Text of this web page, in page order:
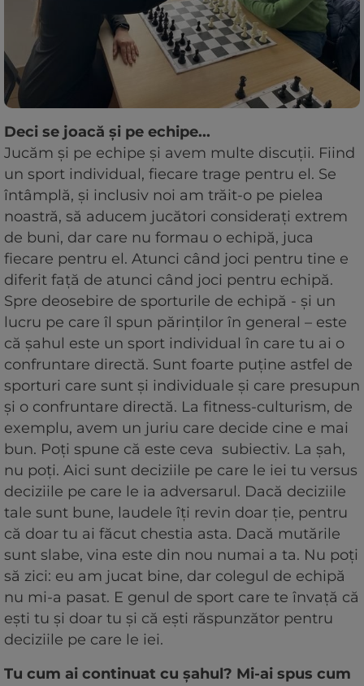
Deci se joacă și pe echipe...
Jucăm și pe echipe și avem multe discuții. Fiind
un sport individual, fiecare trage pentru el. Se
întâmplă, și inclusiv noi am trăit-o pe pielea
noastră, să aducem jucători considerați extrem
de buni, dar care nu formau o echipă, juca
fiecare pentru el. Atunci când joci pentru tine e
diferit față de atunci când joci pentru echipă.
Spre deosebire de sporturile de echipă - și un
lucru pe care îl spun părinților în general – este
că șahul este un sport individual în care tu ai o
confruntare directă. Sunt foarte puține astfel de
sporturi care sunt și individuale și care presupun
și o confruntare directă. La fitness-culturism, de
exemplu, avem un juriu care decide cine e mai
bun. Poți spune că este ceva subiectiv. La șah,
nu poți. Aici sunt deciziile pe care le iei tu versus
deciziile pe care le ia adversarul. Dacă deciziile
tale sunt bune, laudele îți revin doar ție, pentru
că doar tu ai făcut chestia asta. Dacă mutările
sunt slabe, vina este din nou numai a ta. Nu poți
să zici: eu am jucat bine, dar colegul de echipă
nu mi-a pasat. E genul de sport care te învață că
ești tu și doar tu și că ești răspunzător pentru
deciziile pe care le iei.
Tu cum ai continuat cu șahul? Mi-ai spus cum